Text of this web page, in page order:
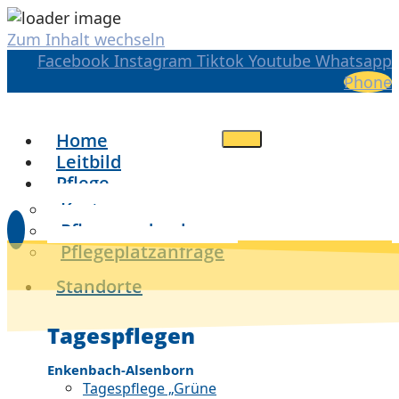
Zum Inhalt wechseln
Facebook Instagram Tiktok Youtube Whatsapp
Phone
Home
Leitbild
Pflege
Kosten
Pflegegradrechner
Pflegeplatzanfrage
Standorte
Tagespflegen
Enkenbach-Alsenborn
Tagespflege „Grüne